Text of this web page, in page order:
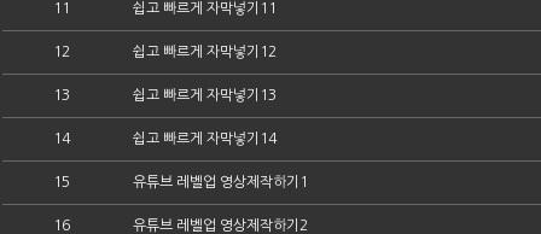
11 쉽고 빠르게 자막넣기11
12 쉽고 빠르게 자막넣기12
13 쉽고 빠르게 자막넣기13
14 쉽고 빠르게 자막넣기14
15 유튜브 레벨업 영상제작하기1
16 유튜브 레벨업 영상제작하기2